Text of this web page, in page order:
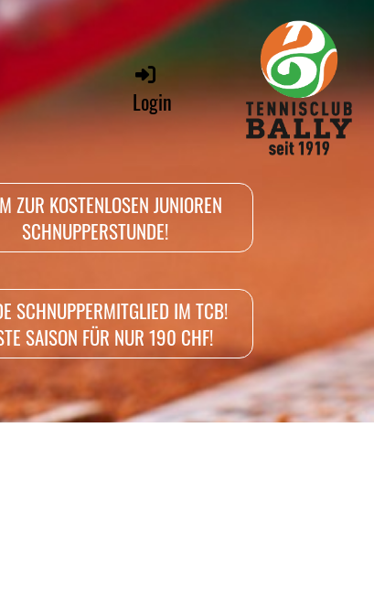
Login
ZUR KOSTENLOSEN JUNIOREN
SCHNUPPERSTUNDE!
SCHNUPPERMITGLIED IM TCB!
SAISON FÜR NUR 190 CHF!